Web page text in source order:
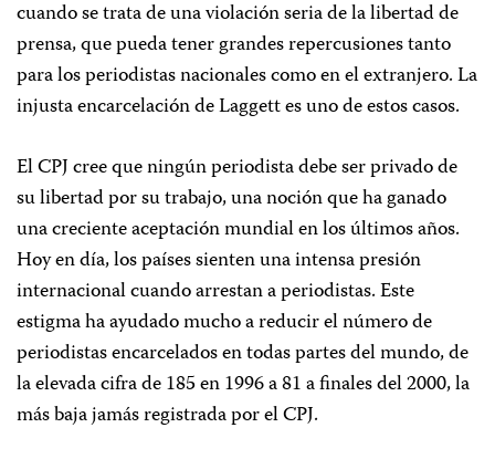
cuando se trata de una violación seria de la libertad de
prensa, que pueda tener grandes repercusiones tanto
para los periodistas nacionales como en el extranjero. La
injusta encarcelación de Laggett es uno de estos casos.
El CPJ cree que ningún periodista debe ser privado de
su libertad por su trabajo, una noción que ha ganado
una creciente aceptación mundial en los últimos años.
Hoy en día, los países sienten una intensa presión
internacional cuando arrestan a periodistas. Este
estigma ha ayudado mucho a reducir el número de
periodistas encarcelados en todas partes del mundo, de
la elevada cifra de 185 en 1996 a 81 a finales del 2000, la
más baja jamás registrada por el CPJ.